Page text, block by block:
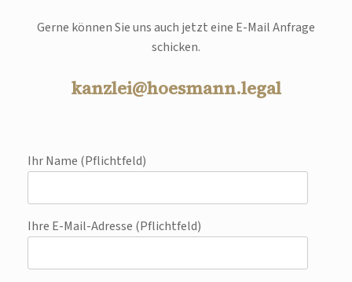
Gerne können Sie uns auch jetzt eine E-Mail Anfrage
schicken.
kanzlei@hoesmann.legal
Ihr Name (Pflichtfeld)
Ihre E-Mail-Adresse (Pflichtfeld)